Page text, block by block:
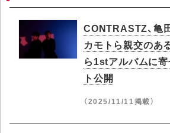
CONTRASTZ、亀
カモトら親交のあ
ら1stアルバムに
ト公開
（2025/11/11掲載）